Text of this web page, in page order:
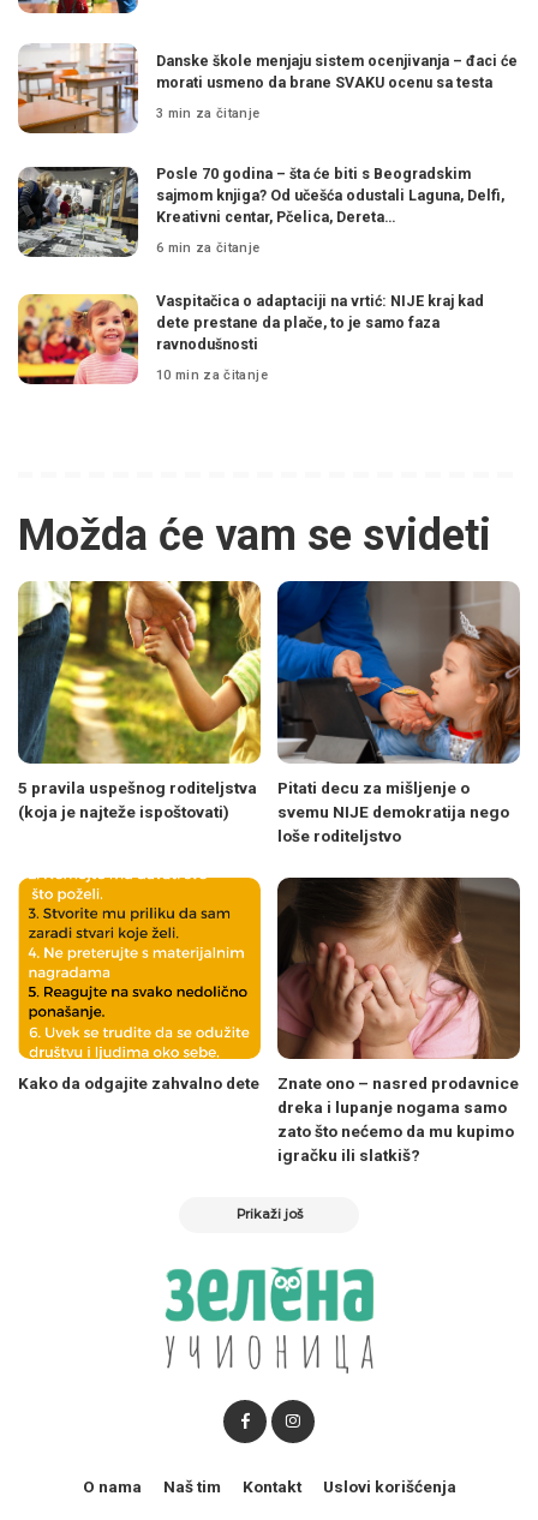
Danske škole menjaju sistem ocenjivanja – đaci će
morati usmeno da brane SVAKU ocenu sa testa
3 min za čitanje
Posle 70 godina – šta će biti s Beogradskim
sajmom knjiga? Od učešća odustali Laguna, Delfi,
Kreativni centar, Pčelica, Dereta…
6 min za čitanje
Vaspitačica o adaptaciji na vrtić: NIJE kraj kad
dete prestane da plače, to je samo faza
ravnodušnosti
10 min za čitanje
Možda će vam se svideti
5 pravila uspešnog roditeljstva
(koja je najteže ispoštovati)
Pitati decu za mišljenje o
svemu NIJE demokratija nego
loše roditeljstvo
Kako da odgajite zahvalno dete
Znate ono – nasred prodavnice
dreka i lupanje nogama samo
zato što nećemo da mu kupimo
igračku ili slatkiš?
Prikaži još
O nama Naš tim Kontakt Uslovi korišćenja